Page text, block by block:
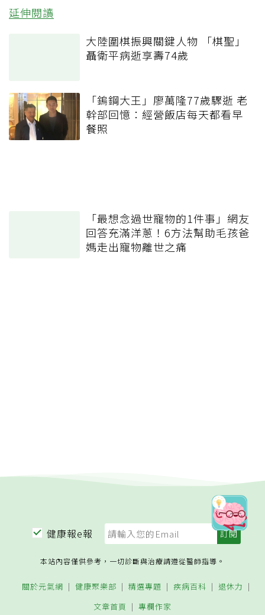
延伸閱讀
大陸圍棋振興關鍵人物 「棋聖」
聶衛平病逝享壽74歲
「鎢鋼大王」廖萬隆77歲驟逝 老
幹部回憶：經營飯店每天都看早
餐照
「最想念過世寵物的1件事」網友
回答充滿洋蔥！6方法幫助毛孩爸
媽走出寵物離世之痛
健康報e報
本站內容僅供參考，一切診斷與治療請遵從醫師指導。
關於元氣網 健康聚樂部 精選專題 疾病百科
退休力
文章首頁
專欄作家